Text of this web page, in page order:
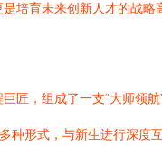
培育未来创新人才的战略
匠，组成了一支“大师领
种形式，与新生进行深度